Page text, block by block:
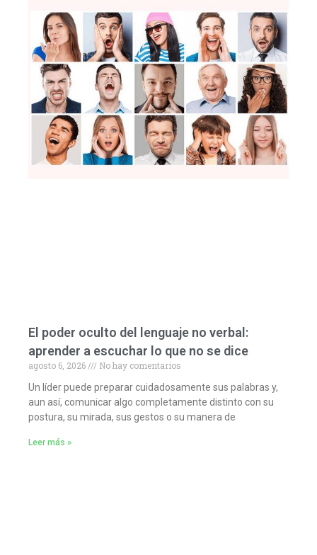
El poder oculto del lenguaje no verbal:
aprender a escuchar lo que no se dice
agosto 6, 2026
No hay comentarios
Un líder puede preparar cuidadosamente sus palabras y,
aun así, comunicar algo completamente distinto con su
postura, su mirada, sus gestos o su manera de
Leer más »